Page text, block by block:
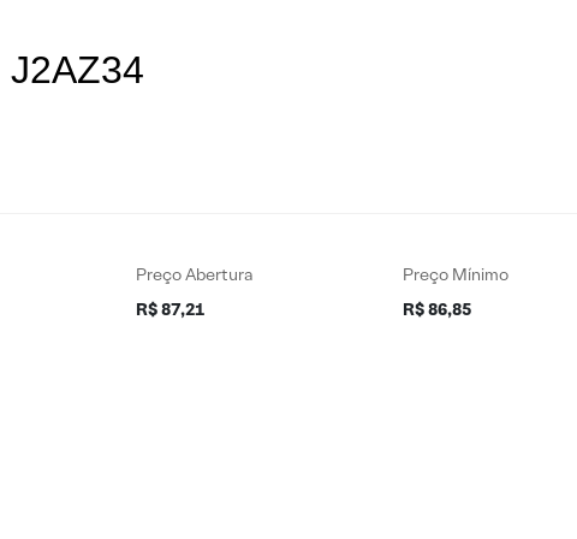
Preço Abertura
R$ 87,21
Preço Mínimo
R$ 86,85